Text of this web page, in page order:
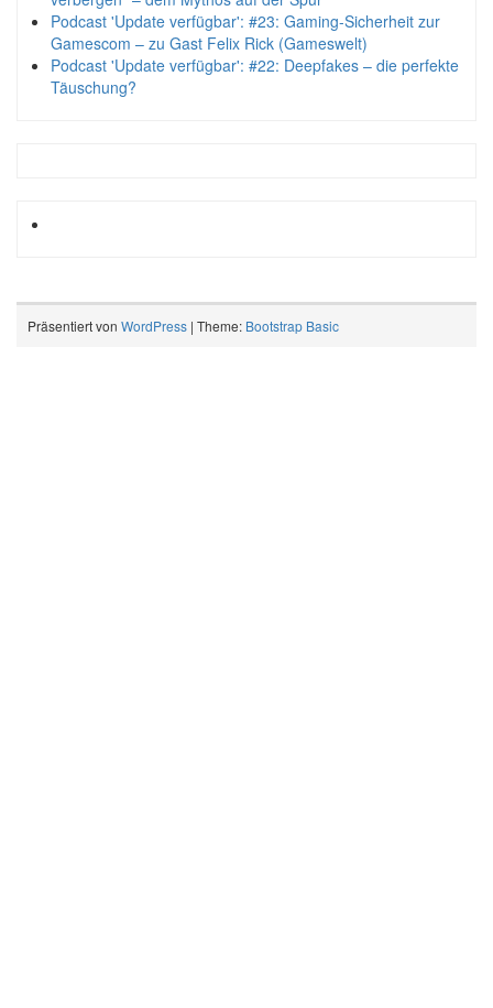
Podcast 'Update verfügbar': #23: Gaming-Sicherheit zur
Gamescom – zu Gast Felix Rick (Gameswelt)
Podcast 'Update verfügbar': #22: Deepfakes – die perfekte
Täuschung?
Präsentiert von WordPress | Theme: Bootstrap Basic